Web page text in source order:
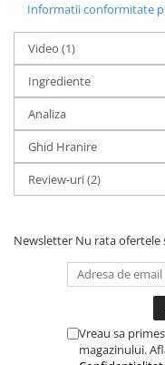
Informatii conformitate
Video (1)
Ingrediente
Analiza
Ghid Hranire
Review-uri(2)
Newsletter Nu rata
Vreau sa
magazinului.